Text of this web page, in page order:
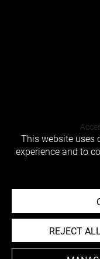
This website uses
experience and to
REJECT